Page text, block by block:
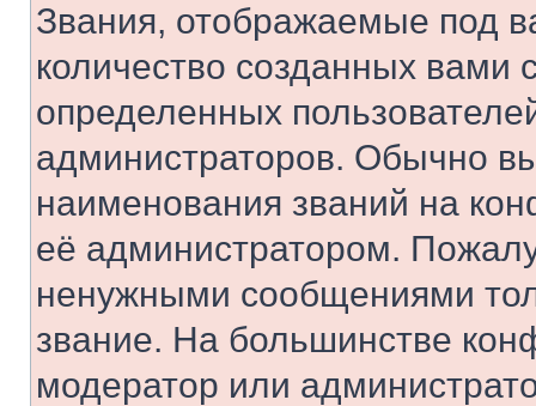
Звания, отображаемые под
количество созданных
определенных
администраторов. Обычно
наименования званий на
её администратором.
ненужными сообщениями
звание. На большинстве
модератор или